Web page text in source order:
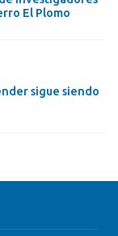
El Plomo
sigue siendo